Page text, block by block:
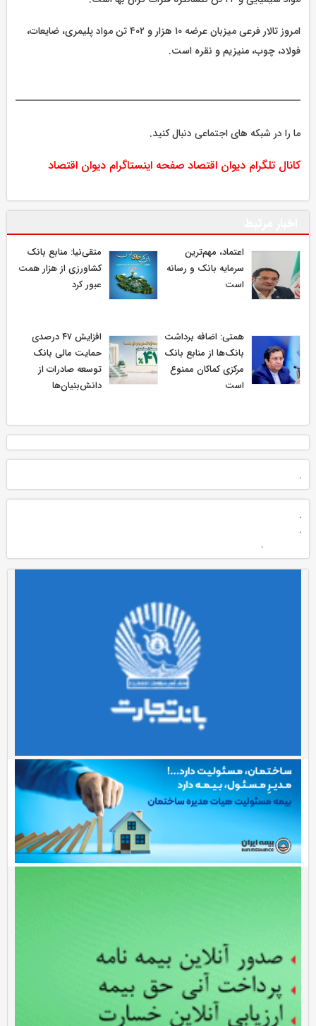
امروز تالار فرعی میزبان عرضه ۱۰ هزار و ۴۰۲ تن مواد پلیمری، ضایعات،
فولاد، چوب، منیزیم و نقره است.
ما را در شبکه های اجتماعی دنبال کنید.
کانال تلگرام دیوان اقتصاد صفحه اینستاگرام دیوان اقتصاد
اعتماد، مهم‌ترین
سرمایه بانک و رسانه
است
متقی‌نیا: منابع بانک
کشاورزی از هزار همت
عبور کرد
همتی: اضافه برداشت
بانک‌ها از منابع بانک
مرکزی کماکان ممنوع
است
افزایش ۴۷ درصدی
حمایت مالی بانک
توسعه صادرات از
دانش‌بنیان‌ها
.
.
.
.